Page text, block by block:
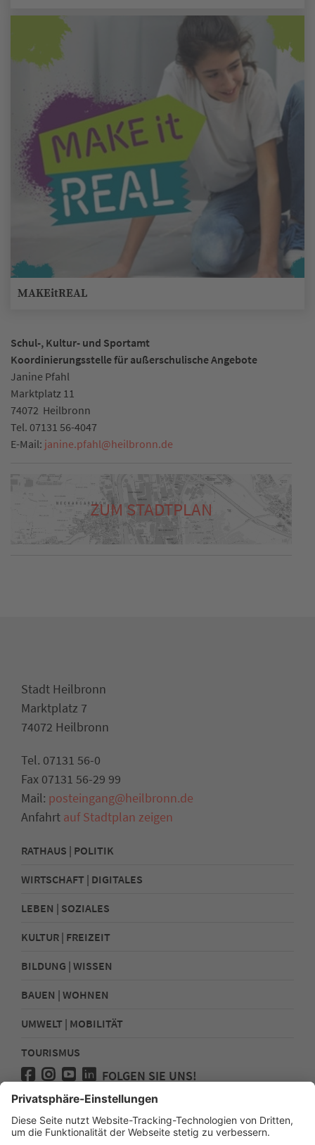
MAKEitREAL
Schul-, Kultur- und Sportamt
Koordinierungsstelle für außerschulische Angebote
Janine Pfahl
Marktplatz 11
74072 Heilbronn
Tel. 07131 56-4047
E-Mail: janine.pfahl@heilbronn.de
ZUM STADTPLAN
Stadt Heilbronn
Marktplatz 7
74072 Heilbronn
Tel. 07131 56-0
Fax 07131 56-29 99
Mail: posteingang@heilbronn.de
Anfahrt auf Stadtplan zeigen
RATHAUS | POLITIK
WIRTSCHAFT | DIGITALES
LEBEN | SOZIALES
KULTUR | FREIZEIT
BILDUNG | WISSEN
BAUEN | WOHNEN
UMWELT | MOBILITÄT
TOURISMUS
FOLGEN SIE UNS!
Presse
Kontakt